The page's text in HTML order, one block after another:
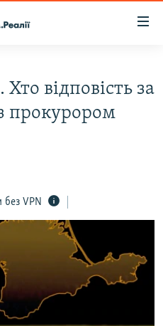
відповість за
прокурором
без VPN